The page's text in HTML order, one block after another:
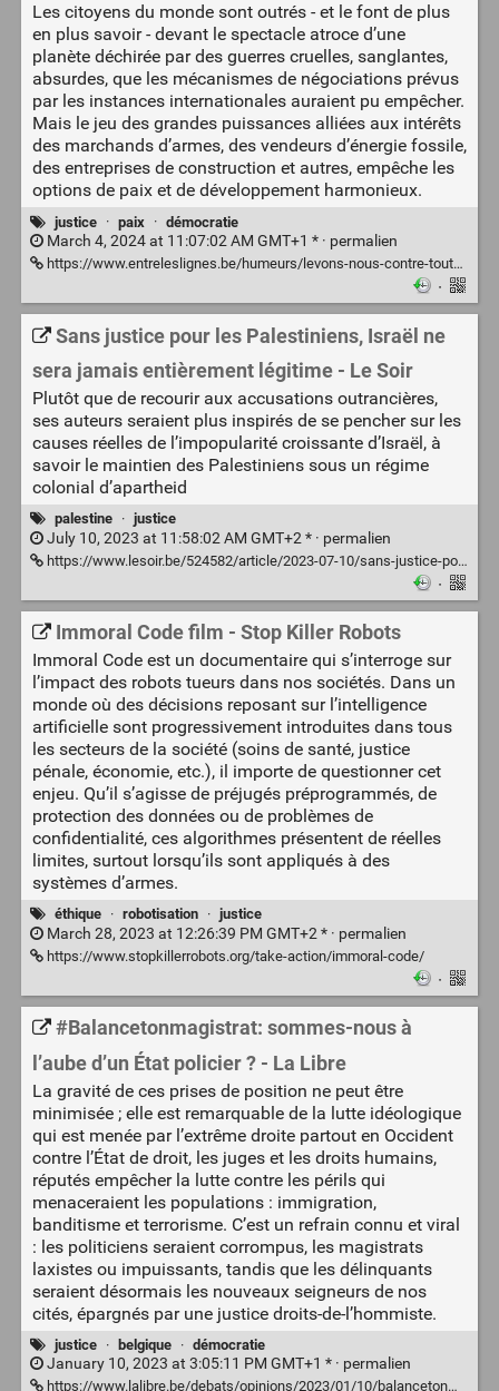
Les citoyens du monde sont outrés - et le font de plus
en plus savoir - devant le spectacle atroce d’une
planète déchirée par des guerres cruelles, sanglantes,
absurdes, que les mécanismes de négociations prévus
par les instances internationales auraient pu empêcher.
Mais le jeu des grandes puissances alliées aux intérêts
des marchands d’armes, des vendeurs d’énergie fossile,
des entreprises de construction et autres, empêche les
options de paix et de développement harmonieux.
justice · paix · démocratie
March 4, 2024 at 11:07:02 AM GMT+1 * · permalien
https://www.entreleslignes.be/humeurs/levons-nous-contre-toutes-les-guerres/
·
Sans justice pour les Palestiniens, Israël ne
sera jamais entièrement légitime - Le Soir
Plutôt que de recourir aux accusations outrancières,
ses auteurs seraient plus inspirés de se pencher sur les
causes réelles de l’impopularité croissante d’Israël, à
savoir le maintien des Palestiniens sous un régime
colonial d’apartheid
palestine · justice
July 10, 2023 at 11:58:02 AM GMT+2 * · permalien
https://www.lesoir.be/524582/article/2023-07-10/sans-justice-pour-les-palestiniens-israel-ne-sera-jamais-entierement-legitime
·
Immoral Code film - Stop Killer Robots
Immoral Code est un documentaire qui s’interroge sur
l’impact des robots tueurs dans nos sociétés. Dans un
monde où des décisions reposant sur l’intelligence
artificielle sont progressivement introduites dans tous
les secteurs de la société (soins de santé, justice
pénale, économie, etc.), il importe de questionner cet
enjeu. Qu’il s’agisse de préjugés préprogrammés, de
protection des données ou de problèmes de
confidentialité, ces algorithmes présentent de réelles
limites, surtout lorsqu’ils sont appliqués à des
systèmes d’armes.
éthique · robotisation · justice
March 28, 2023 at 12:26:39 PM GMT+2 * · permalien
https://www.stopkillerrobots.org/take-action/immoral-code/
·
#Balancetonmagistrat: sommes-nous à
l’aube d’un État policier ? - La Libre
La gravité de ces prises de position ne peut être
minimisée ; elle est remarquable de la lutte idéologique
qui est menée par l’extrême droite partout en Occident
contre l’État de droit, les juges et les droits humains,
réputés empêcher la lutte contre les périls qui
menaceraient les populations : immigration,
banditisme et terrorisme. C’est un refrain connu et viral
: les politiciens seraient corrompus, les magistrats
laxistes ou impuissants, tandis que les délinquants
seraient désormais les nouveaux seigneurs de nos
cités, épargnés par une justice droits-de-l’hommiste.
justice · belgique · démocratie
January 10, 2023 at 3:05:11 PM GMT+1 * · permalien
https://www.lalibre.be/debats/opinions/2023/01/10/balancetonmagistrat-sommes-nous-a-laube-dun-etat-policier-X53AKG7QQJASXEARZIG4AF3TUY/